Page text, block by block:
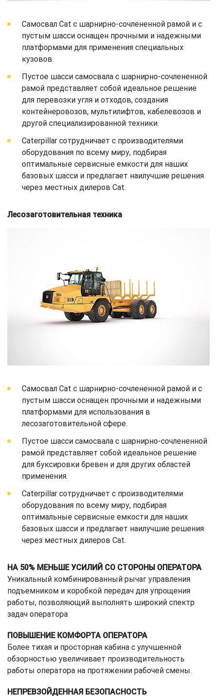
Самосвал Cat с шарнирно-сочлененной рамой и с
пустым шасси оснащен прочными и надежными
платформами для применения специальных
кузовов.
Пустое шасси самосвала с шарнирно-сочлененной
рамой представляет собой идеальное решение
для перевозки угля и отходов, создания
контейнеровозов, мультилифтов, кабелевозов и
другой специализированной техники.
Caterpillar сотрудничает с производителями
оборудования по всему миру, подбирая
оптимальные сервисные емкости для наших
базовых шасси и предлагает наилучшие решения
через местных дилеров Cat.
Лесозаготовительная техника
Самосвал Cat с шарнирно-сочлененной рамой и с
пустым шасси оснащен прочными и надежными
платформами для использования в
лесозаготовительной сфере.
Пустое шасси самосвала с шарнирно-сочлененной
рамой представляет собой идеальное решение
для буксировки бревен и для других областей
применения.
Caterpillar сотрудничает с производителями
оборудования по всему миру, подбирая
оптимальные сервисные емкости для наших
базовых шасси и предлагает наилучшие решения
через местных дилеров Cat.
НА 50% МЕНЬШЕ УСИЛИЙ СО СТОРОНЫ ОПЕРАТОРА
Уникальный комбинированный рычаг управления
подъемником и коробкой передач для упрощения
работы, позволяющий выполнять широкий спектр
задач оператора
ПОВЫШЕНИЕ КОМФОРТА ОПЕРАТОРА
Более тихая и просторная кабина с улучшенной
обзорностью увеличивает производительность
работы оператора на протяжении рабочей смены.
НЕПРЕВЗОЙДЕННАЯ БЕЗОПАСНОСТЬ